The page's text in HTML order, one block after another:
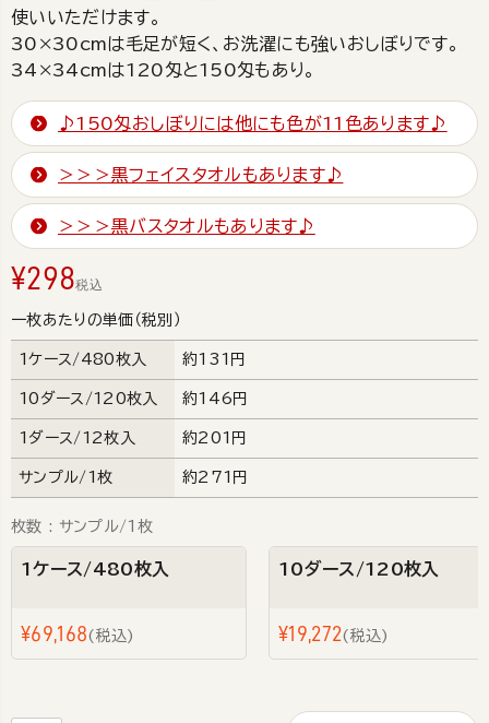
使いいただけます。
30×30cmは毛足が短く、お洗濯にも強いおしぼりです。
34×34cmは120匁と150匁もあり。
♪150匁おしぼりには他にも色が11色あります♪
＞＞＞黒フェイスタオルもあります♪
＞＞＞黒バスタオルもあります♪
¥298税込
一枚あたりの単価（税別）
1ケース/480枚入 約131円
10ダース/120枚入 約146円
1ダース/12枚入 約201円
サンプル/1枚 約271円
枚数 サンプル/1枚
1ケース/480枚入
¥69,168 税込
10ダース/120枚入
¥19,272 税込